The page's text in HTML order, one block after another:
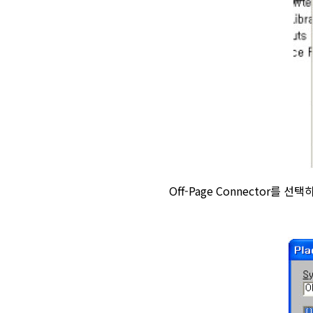
Off-Page Connector를 선택